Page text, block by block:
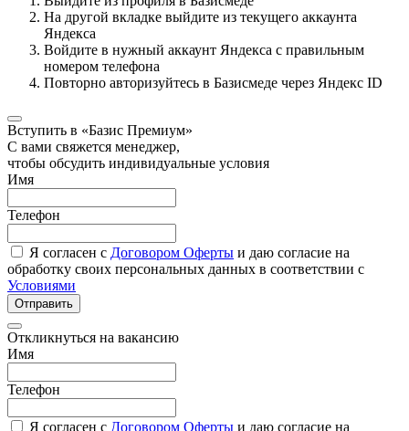
На другой вкладке выйдите из текущего аккаунта
Яндекса
Войдите в нужный аккаунт Яндекса с правильным
номером телефона
Повторно авторизуйтесь в Базисмеде через Яндекс ID
Вступить в «Базис Премиум»
С вами свяжется менеджер,
чтобы обсудить индивидуальные условия
Имя
Телефон
Я согласен с Договором Оферты и даю согласие на
обработку своих персональных данных в соответствии с
Условиями
Отправить
Откликнуться на вакансию
Имя
Телефон
Я согласен с Договором Оферты и даю согласие на